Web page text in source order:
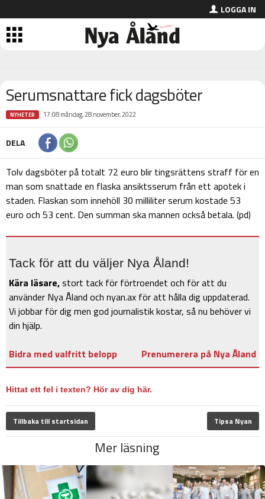
LOGGA IN
Serumsnattare fick dagsböter
NYHETER 17:08 måndag, 28 november, 2022
DELA
Tolv dagsböter på totalt 72 euro blir tingsrättens straff för en
man som snattade en flaska ansiktsserum från ett apotek i
staden. Flaskan som innehöll 30 milliliter serum kostade 53
euro och 53 cent. Den summan ska mannen också betala. (pd)
Tack för att du väljer Nya Åland!
Kära läsare,stort tack för förtroendet och för att du
använder Nya Åland och nyan.ax för att hålla dig uppdaterad.
Vi jobbar för dig men god journalistik kostar, så nu behöver vi
din hjälp.
Bidra med valfritt belopp
Prenumerera på Nya Åland
Hittat ett fel i texten? Hör av dig här.
Tillbaka till startsidan Tipsa Nyan
Mer läsning